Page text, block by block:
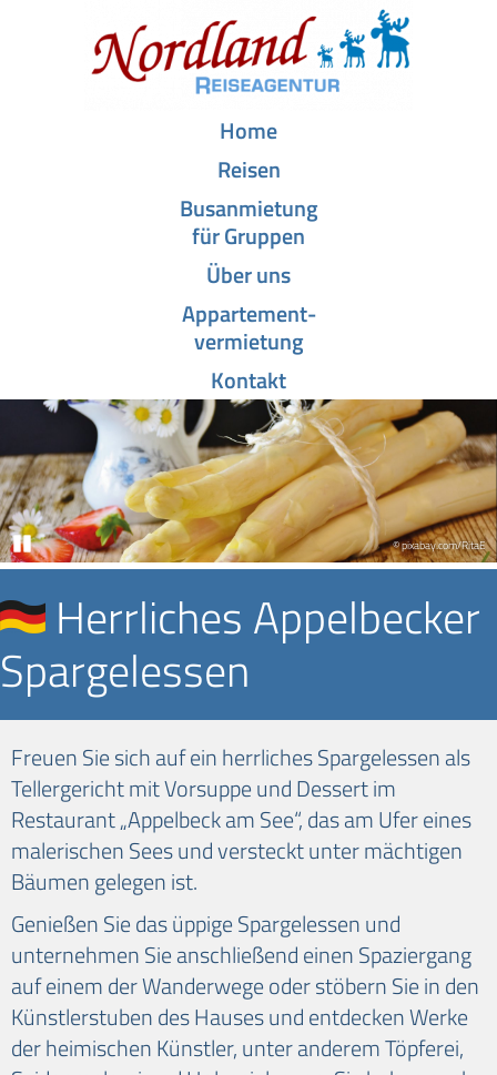
Home
Reisen
Busanmietung
für Gruppen
Über uns
Appartement­-
vermietung
Kontakt
Pause © pixabay.com/RitaE
Herrliches Appelbecker
Spargelessen
Freuen Sie sich auf ein herrliches Spargelessen als
Tellergericht mit Vorsuppe und Dessert im
Restaurant „Appelbeck am See“, das am Ufer eines
malerischen Sees und versteckt unter mächtigen
Bäumen gelegen ist.
Genießen Sie das üppige Spargelessen und
unternehmen Sie anschließend einen Spaziergang
auf einem der Wanderwege oder stöbern Sie in den
Künstlerstuben des Hauses und entdecken Werke
der heimischen Künstler, unter anderem Töpferei,